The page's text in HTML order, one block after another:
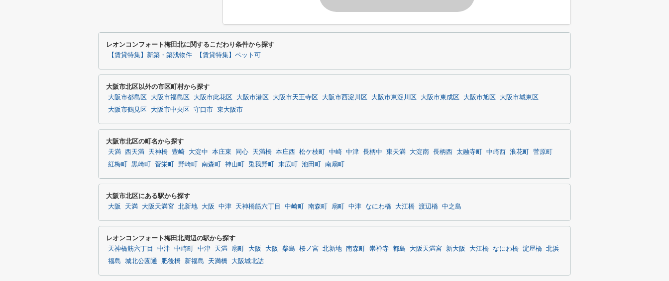
レオンコンフォート梅田北に関するこだわり条件から探す
【賃貸特集】新築・築浅物件 【賃貸特集】ペット可
大阪市北区以外の市区町村から探す
大阪市都島区 大阪市福島区 大阪市此花区 大阪市港区 大阪市天王寺区 大阪市西淀川区 大阪市東淀川区 大阪市東成区 大阪市旭区
大阪市城東区
大阪市鶴見区
大阪市中央区 守口市 東大阪市
大阪市北区の町名から探す
天満 西天満 天神橋 豊崎 大淀中 本庄東 同心 天満橋 本庄西 松ケ枝町 中崎 中津 長柄中 東天満 大淀南 長柄西 太融寺町 中崎西 浪花町
菅原町
紅梅町
黒崎町 菅栄町 野崎町 南森町 神山町 兎我野町 末広町 池田町 南扇町
大阪市北区にある駅から探す
大阪 天満 大阪天満宮 北新地 大阪 中津 天神橋筋六丁目 中崎町 南森町 扇町 中津 なにわ橋 大江橋 渡辺橋 中之島
レオンコンフォート梅田北周辺の駅から探す
天神橋筋六丁目 中津 中崎町 中津 天満 扇町 大阪 大阪 柴島 桜ノ宮 北新地 南森町 崇禅寺 都島 大阪天満宮 新大阪 大江橋 なにわ橋 淀屋橋 北浜
福島
城北公園通 肥後橋 新福島 天満橋 大阪城北詰